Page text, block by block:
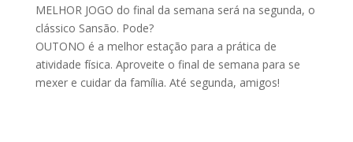
MELHOR JOGO do final da semana será na segunda, o
clássico Sansão. Pode?
OUTONO é a melhor estação para a prática de
atividade física. Aproveite o final de semana para se
mexer e cuidar da família. Até segunda, amigos!